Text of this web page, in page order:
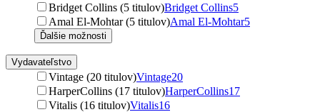
Bridget Collins (5 titulov)Bridget Collins5
Amal El-Mohtar (5 titulov)Amal El-Mohtar5
Ďalšie možnosti
Vydavateľstvo
Vintage (20 titulov)Vintage20
HarperCollins (17 titulov)HarperCollins17
Vitalis (16 titulov)Vitalis16